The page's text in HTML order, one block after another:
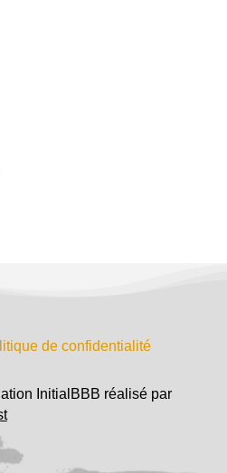
de confidentialité
InitialBBB réalisé par